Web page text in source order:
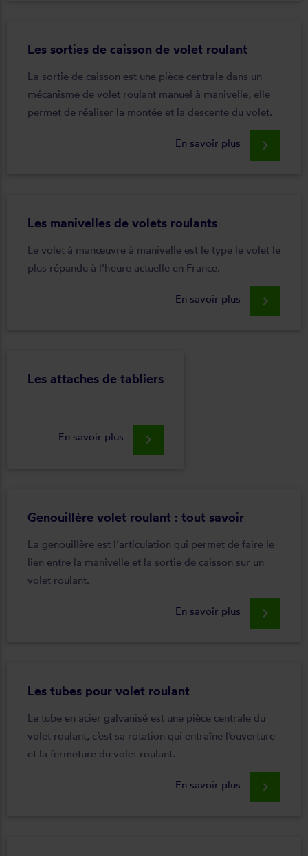
Les sorties de caisson de volet roulant
La sortie de caisson est une pièce centrale dans un
mécanisme de volet roulant manuel à manivelle, elle
permet de réaliser la montée et la descente du volet.
En savoir plus keyboard_arrow_right
Les manivelles de volets roulants
Le volet à manœuvre à manivelle est le type le volet le
plus répandu à l’heure actuelle en France.
En savoir plus keyboard_arrow_right
Les attaches de tabliers
En savoir plus keyboard_arrow_right
Genouillère volet roulant : tout savoir
La genouillère est l’articulation qui permet de faire le
lien entre la manivelle et la sortie de caisson sur un
volet roulant.
En savoir plus keyboard_arrow_right
Les tubes pour volet roulant
Le tube en acier galvanisé est une pièce centrale du
volet roulant, c’est sa rotation qui entraîne l’ouverture
et la fermeture du volet roulant.
En savoir plus keyboard_arrow_right